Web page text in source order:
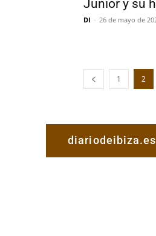
Junior y su
DI - 26 de mayo de
1 2
diariodeibiza.es